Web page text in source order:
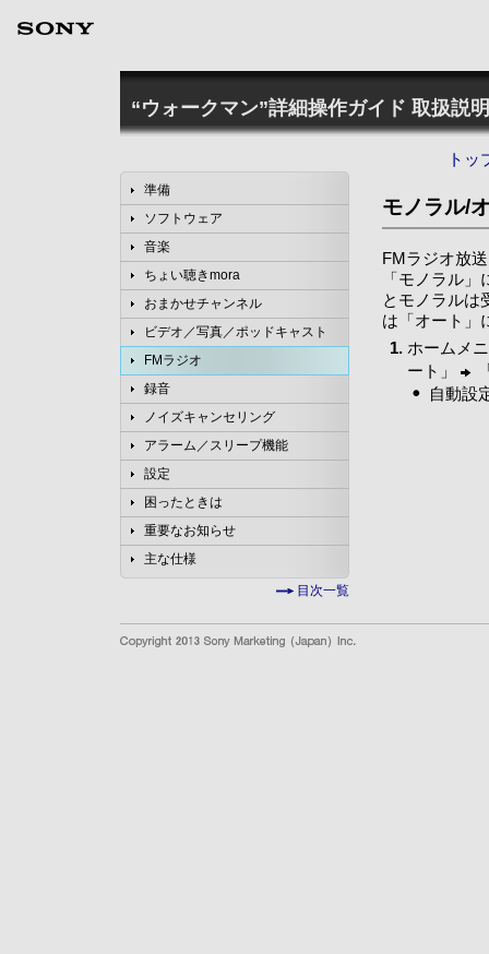
“ウォークマン”詳細操作ガイド 取扱説
準備
ソフトウェア
音楽
ちょい聴きmora
おまかせチャンネル
ビデオ／写真／ポッドキャスト
FMラジオ
録音
ノイズキャンセリング
アラーム／スリープ機能
設定
困ったときは
重要なお知らせ
主な仕様
目次一覧
トッ
モノラル/
FMラジオ放
「モノラル
とモノラルは
は「オート」
ホームメ
ート」
自動設